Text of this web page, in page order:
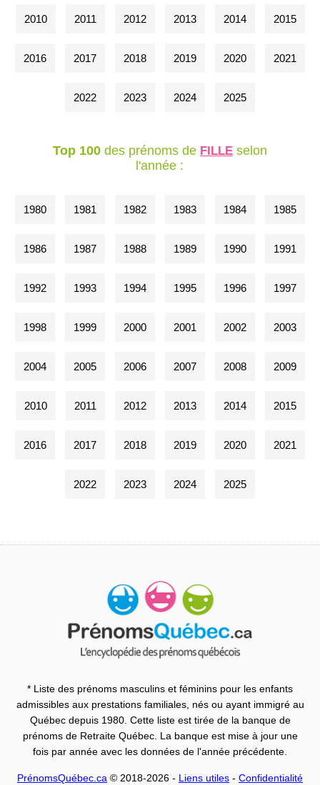
2010 2011 2012 2013 2014 2015
2016 2017 2018 2019 2020 2021
2022 2023 2024 2025
Top 100des prénoms de FILLEselon
l'année :
1980 1981 1982 1983 1984 1985
1986 1987 1988 1989 1990 1991
1992 1993 1994 1995 1996 1997
1998 1999 2000 2001 2002 2003
2004 2005 2006 2007 2008 2009
2010 2011 2012 2013 2014 2015
2016 2017 2018 2019 2020 2021
2022 2023 2024 2025
* Liste des prénoms masculins et féminins pour les enfants
admissibles aux prestations familiales, nés ou ayant immigré au
Québec depuis 1980. Cette liste est tirée de la banque de
prénoms de Retraite Québec. La banque est mise à jour une
fois par année avec les données de l'année précédente.
PrénomsQuébec.ca © 2018-2026 - Liens utiles - Confidentialité